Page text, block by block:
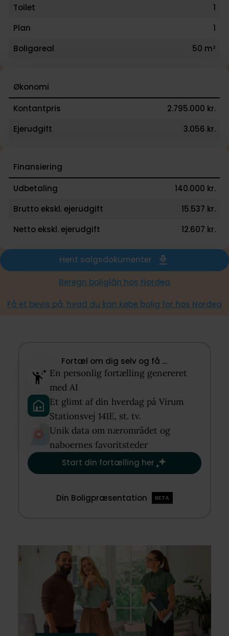
Toilet
1
Plan
1
Boligareal
50 m²
Økonomi
Kontantpris
2.795.000 kr.
Ejerudgift
3.056 kr.
Finansiering
Udbetaling
140.000 kr.
Brutto ekskl. ejerudgift
15.537 kr.
Netto ekskl. ejerudgift
12.607 kr.
Hent salgsdokumenter
Beregn boliglån hos Nordea
Få et bevis på, hvad du kan købe bolig for hos Nordea
Fortæl om dig selv og få …​
En personlig fortælling genereret
med AI​
Et glimt af din hverdag på Virum
Stationsvej 141E, st. tv.​
Unik data om nærområdet og
naboernes favoritsteder​
Start din fortælling her
Din Boligpræsentation BETA